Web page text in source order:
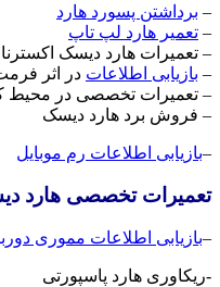
– برداشتن پسورد هارد
– تعمیر هارد لپ تاپ
– تعمیرات هارد دیسک
– بازیابی اطلاعات در اثر
– تعمیرات تخصصی در محیط
– فروش برد هارد دیسک
–بازیابی اطلاعات رم موبایل
تعمیرات تخصصی هارد
–بازیابی اطلاعات مموری
-ریکاوری هارد پاسپورتی